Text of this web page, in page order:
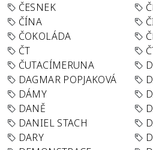
ČESNEK
ČÍNA
ČOKOLÁDA
ČT
ČUTACÍMERUNA
DAGMAR POPJAKOVÁ
DÁMY
DANĚ
DANIEL STACH
DARY